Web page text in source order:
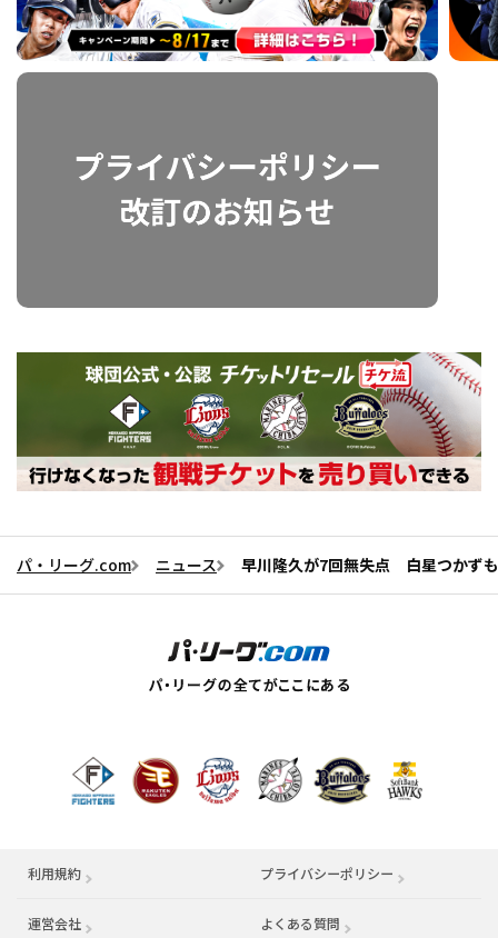
パ・リーグ.com ニュース 早川隆久が7回無失点 白星つかず
利用規約 プライバシーポリシー
運営会社 （別ウィンドウで開く） よくある質問